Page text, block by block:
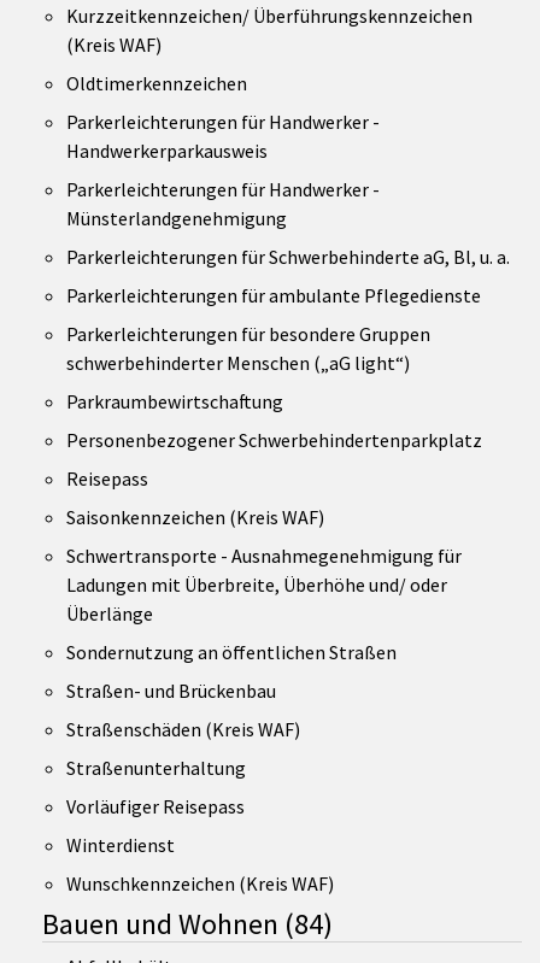
Kurzzeitkennzeichen/ Überführungskennzeichen
(Kreis WAF)
Oldtimerkennzeichen
Parkerleichterungen für Handwerker -
Handwerkerparkausweis
Parkerleichterungen für Handwerker -
Münsterlandgenehmigung
Parkerleichterungen für Schwerbehinderte aG, Bl, u. a.
Parkerleichterungen für ambulante Pflegedienste
Parkerleichterungen für besondere Gruppen
schwerbehinderter Menschen („aG light“)
Parkraumbewirtschaftung
Personenbezogener Schwerbehindertenparkplatz
Reisepass
Saisonkennzeichen (Kreis WAF)
Schwertransporte - Ausnahmegenehmigung für
Ladungen mit Überbreite, Überhöhe und/ oder
Überlänge
Sondernutzung an öffentlichen Straßen
Straßen- und Brückenbau
Straßenschäden (Kreis WAF)
Straßenunterhaltung
Vorläufiger Reisepass
Winterdienst
Wunschkennzeichen (Kreis WAF)
Bauen und Wohnen (84)